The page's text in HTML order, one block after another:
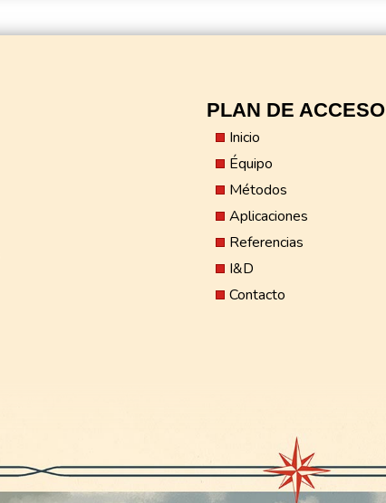
PLAN DE ACCESO
Inicio
Équipo
Métodos
Aplicaciones
Referencias
I&D
Contacto